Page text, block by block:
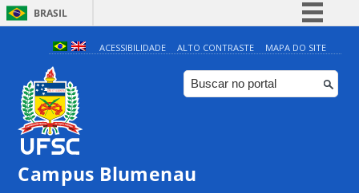
BRASIL
Simplifique!
Comunica BR
Participe
ACESSIBILIDADE ALTO CONTRASTE MAPA DO SITE
Campus Blumenau